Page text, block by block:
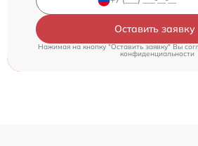
Оставить заявку
Нажимая на кнопку "Оставить заявку" Вы
конфиденциальности